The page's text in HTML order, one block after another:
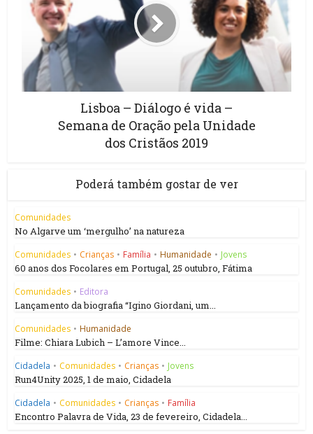
Lisboa – Diálogo é vida –
Semana de Oração pela Unidade
dos Cristãos 2019
Poderá também gostar de ver
Comunidades
No Algarve um ‘mergulho’ na natureza
Comunidades • Crianças • Família • Humanidade • Jovens
60 anos dos Focolares em Portugal, 25 outubro, Fátima
Comunidades • Editora
Lançamento da biografia “Igino Giordani, um...
Comunidades • Humanidade
Filme: Chiara Lubich – L’amore Vince...
Cidadela • Comunidades • Crianças • Jovens
Run4Unity 2025, 1 de maio, Cidadela
Cidadela • Comunidades • Crianças • Família
Encontro Palavra de Vida, 23 de fevereiro, Cidadela...